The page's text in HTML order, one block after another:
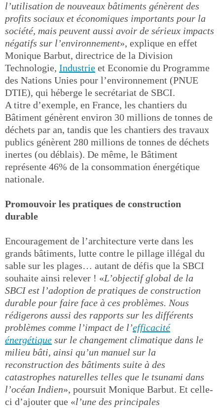
l’utilisation de nouveaux bâtiments génèrent des
profits sociaux et économiques importants pour la
société, mais peuvent aussi avoir de sérieux impacts
négatifs sur l’environnement», explique en effet
Monique Barbut, directrice de la Division
Technologie, Industrie et Economie du Programme
des Nations Unies pour l’environnement (PNUE
DTIE), qui héberge le secrétariat de SBCI.
A titre d’exemple, en France, les chantiers du
Bâtiment génèrent environ 30 millions de tonnes de
déchets par an, tandis que les chantiers des travaux
publics génèrent 280 millions de tonnes de déchets
inertes (ou déblais). De même, le Bâtiment
représente 46% de la consommation énergétique
nationale.
Promouvoir les pratiques de construction
durable
Encouragement de l’architecture verte dans les
grands bâtiments, lutte contre le pillage illégal du
sable sur les plages… autant de défis que la SBCI
souhaite ainsi relever ! «L’objectif global de la
SBCI est l’adoption de pratiques de construction
durable pour faire face à ces problèmes. Nous
rédigerons aussi des rapports sur les différents
problèmes comme l’impact de l’efficacité
énergétique sur le changement climatique dans le
milieu bâti, ainsi qu’un manuel sur la
reconstruction des bâtiments suite à des
catastrophes naturelles telles que le tsunami dans
l’océan Indien», poursuit Monique Barbut. Et celle-
ci d’ajouter que «l’une des principales